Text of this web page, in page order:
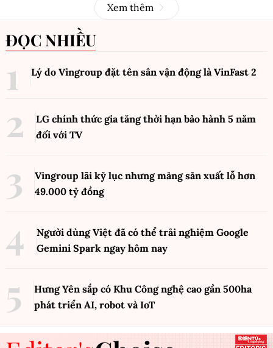
Xem thêm
ĐỌC NHIỀU
Lý do Vingroup đặt tên sân vận động là VinFast 2
LG chính thức gia tăng thời hạn bảo hành 5 năm
đối với TV
Vingroup lãi kỷ lục nhưng mảng sản xuất lỗ hơn
49.000 tỷ đồng
Người dùng Việt đã có thể trải nghiệm Google
Gemini Spark ngay hôm nay
Hưng Yên sắp có Khu Công nghệ cao gần 500ha
phát triển AI, robot và IoT